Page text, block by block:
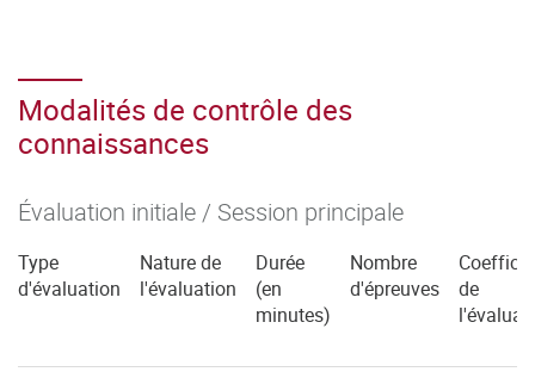
Modalités de contrôle des
connaissances
Évaluation initiale / Session principale
Type
d'évaluation
Nature de
l'évaluation
Durée
(en
minutes)
Nombre
d'épreuves
de